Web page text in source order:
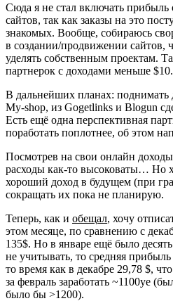
Сюда я не стал включать прибыль
сайтов, так как заказы на это
знакомых. Вообще, собираюсь
в создании/продвижении сайтов,
уделять собственным проектам.
партнерок с доходами меньше $10.
В дальнейших планах: поднимать
My-shop, из Gogetlinks и Blogun
Есть ещё одна перспективная
поработать поплотнее, об этом
Посмотрев на свои онлайн
расходы как-то высоковаты… Но
хороший доход в будущем (при
сокращать их пока не планирую.
Теперь, как и обещал, хочу
этом месяце, по сравнению с
135$. Но в январе ещё было
не учитывать, то средняя
то время как в декабре 29,78 $,
за февраль заработать ~1100уе
было бы >1200).